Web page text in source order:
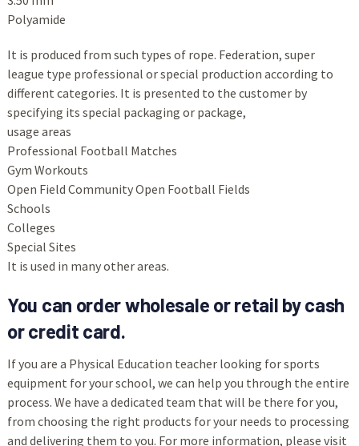
Polyamide
It is produced from such types of rope. Federation, super
league type professional or special production according to
different categories. It is presented to the customer by
specifying its special packaging or package,
usage areas
Professional Football Matches
Gym Workouts
Open Field Community Open Football Fields
Schools
Colleges
Special Sites
It is used in many other areas.
You can order wholesale or retail by cash
or credit card.
If you are a Physical Education teacher looking for sports
equipment for your school, we can help you through the entire
process. We have a dedicated team that will be there for you,
from choosing the right products for your needs to processing
and delivering them to you. For more information, please visit